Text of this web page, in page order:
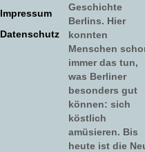
Impressum
Datenschutz
Geschichte
Berlins. Hier
konnten
Menschen
immer das tun,
was Berliner
besonders gut
können: sich
köstlich
amüsieren. Bis
heute ist die